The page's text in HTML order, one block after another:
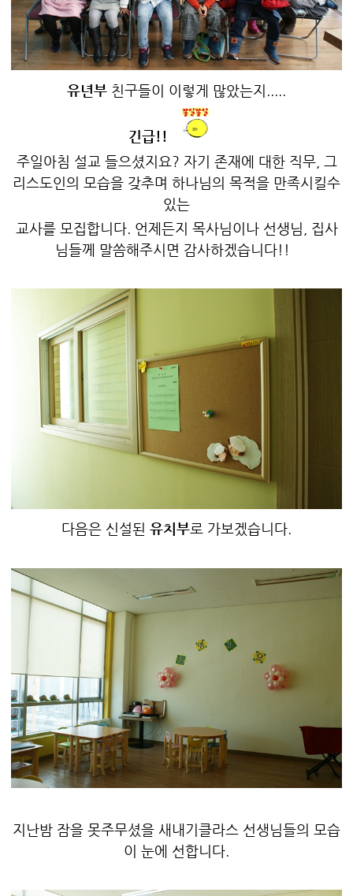
유년부 친구들이 이렇게 많았는지.....
긴급!!
주일아침 설교 들으셨지요? 자기 존재에 대한 직무, 그
리스도인의 모습을 갖추며 하나님의 목적을 만족시킬수
있는
교사를 모집합니다. 언제든지 목사님이나 선생님, 집사
님들께 말씀해주시면 감사하겠습니다!!
다음은 신설된 유치부로 가보겠습니다.
지난밤 잠을 못주무셨을 새내기클라스 선생님들의 모습
이 눈에 선합니다.